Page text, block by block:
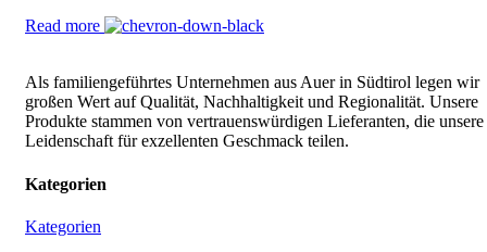
Read more
Als familiengeführtes Unternehmen aus Auer in Südtirol legen wir
großen Wert auf Qualität, Nachhaltigkeit und Regionalität. Unsere
Produkte stammen von vertrauenswürdigen Lieferanten, die unsere
Leidenschaft für exzellenten Geschmack teilen.
Kategorien
Kategorien